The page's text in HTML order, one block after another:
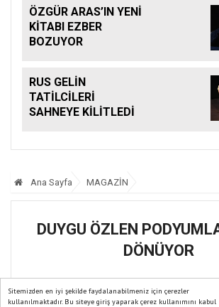
Sitemizden en iyi şekilde faydalanabilmeniz için çerezler
kullanılmaktadır. Bu siteye giriş yaparak çerez kullanımını kabul
ÖZGÜR ARAS’IN YENİ
KİTABI EZBER
BOZUYOR
RUS GELİN
TATİLCİLERİ
SAHNEYE KİLİTLEDİ
Ana Sayfa MAGAZİN
DUYGU ÖZLEN
DÖNÜYOR
30 Haziran, 2026, Salı 14:23